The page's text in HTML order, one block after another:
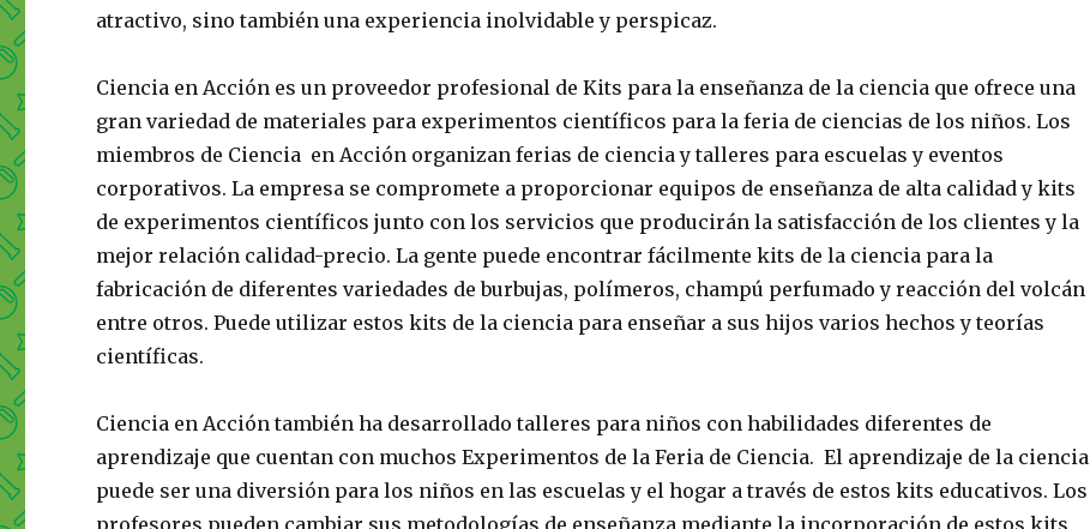
atractivo, sino también una experiencia inolvidable y perspicaz.
Ciencia en Acción es un proveedor profesional de Kits para la enseñanza de la ciencia que ofrece una
gran variedad de materiales para experimentos científicos para la feria de ciencias de los niños. Los
miembros de Ciencia en Acción organizan ferias de ciencia y talleres para escuelas y eventos
corporativos. La empresa se compromete a proporcionar equipos de enseñanza de alta calidad y kits
de experimentos científicos junto con los servicios que producirán la satisfacción de los clientes y la
mejor relación calidad-precio. La gente puede encontrar fácilmente kits de la ciencia para la
fabricación de diferentes variedades de burbujas, polímeros, champú perfumado y reacción del volcán
entre otros. Puede utilizar estos kits de la ciencia para enseñar a sus hijos varios hechos y teorías
científicas.
Ciencia en Acción también ha desarrollado talleres para niños con habilidades diferentes de
aprendizaje que cuentan con muchos Experimentos de la Feria de Ciencia. El aprendizaje de la ciencia
puede ser una diversión para los niños en las escuelas y el hogar a través de estos kits educativos. Los
profesores pueden cambiar sus metodologías de enseñanza mediante la incorporación de estos kits